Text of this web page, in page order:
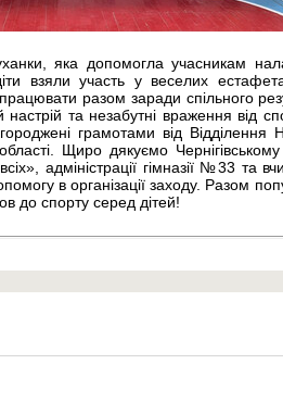
яка допомогла учасникам
взяли участь у веселих
працювати разом заради спільного
та незабутні враження від
грамотами від Відділення
області. Щиро дякуємо
адміністрації гімназії №33 та
в організації заходу. Разом
до спорту серед дітей!